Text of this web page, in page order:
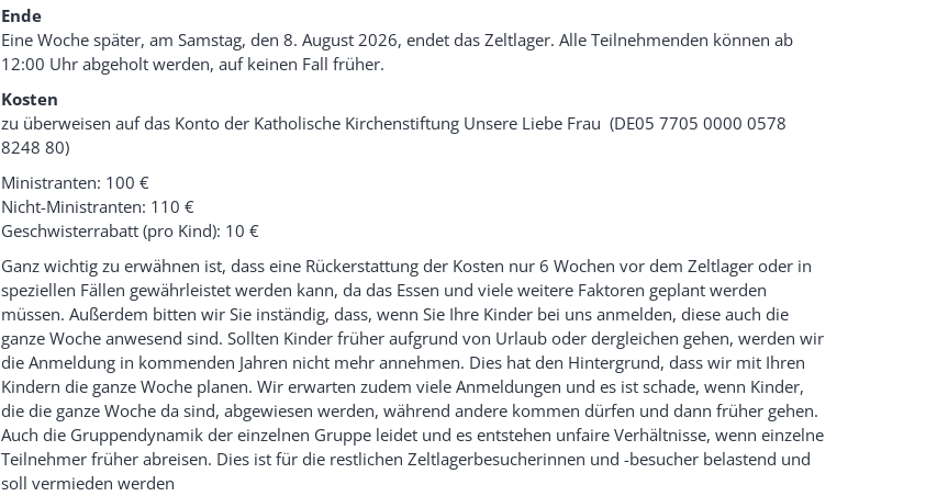
Ende
Eine Woche später, am Samstag, den 8. August 2026, endet das Zeltlager. Alle Teilnehmenden können ab
12:00 Uhr abgeholt werden, auf keinen Fall früher.
Kosten
zu überweisen auf das Konto der Katholische Kirchenstiftung Unsere Liebe Frau (DE05 7705 0000 0578
8248 80)
Ministranten: 100 €
Nicht-Ministranten: 110 €
Geschwisterrabatt (pro Kind): 10 €
Ganz wichtig zu erwähnen ist, dass eine Rückerstattung der Kosten nur 6 Wochen vor dem Zeltlager oder in
speziellen Fällen gewährleistet werden kann, da das Essen und viele weitere Faktoren geplant werden
müssen. Außerdem bitten wir Sie inständig, dass, wenn Sie Ihre Kinder bei uns anmelden, diese auch die
ganze Woche anwesend sind. Sollten Kinder früher aufgrund von Urlaub oder dergleichen gehen, werden wir
die Anmeldung in kommenden Jahren nicht mehr annehmen. Dies hat den Hintergrund, dass wir mit Ihren
Kindern die ganze Woche planen. Wir erwarten zudem viele Anmeldungen und es ist schade, wenn Kinder,
die die ganze Woche da sind, abgewiesen werden, während andere kommen dürfen und dann früher gehen.
Auch die Gruppendynamik der einzelnen Gruppe leidet und es entstehen unfaire Verhältnisse, wenn einzelne
Teilnehmer früher abreisen. Dies ist für die restlichen Zeltlagerbesucherinnen und -besucher belastend und
soll vermieden werden